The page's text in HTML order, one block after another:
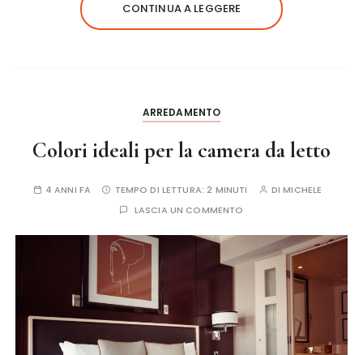
CONTINUA A LEGGERE
ARREDAMENTO
Colori ideali per la camera da letto
4 ANNI FA TEMPO DI LETTURA:2 MINUTI DIMICHELE
LASCIA UN COMMENTO